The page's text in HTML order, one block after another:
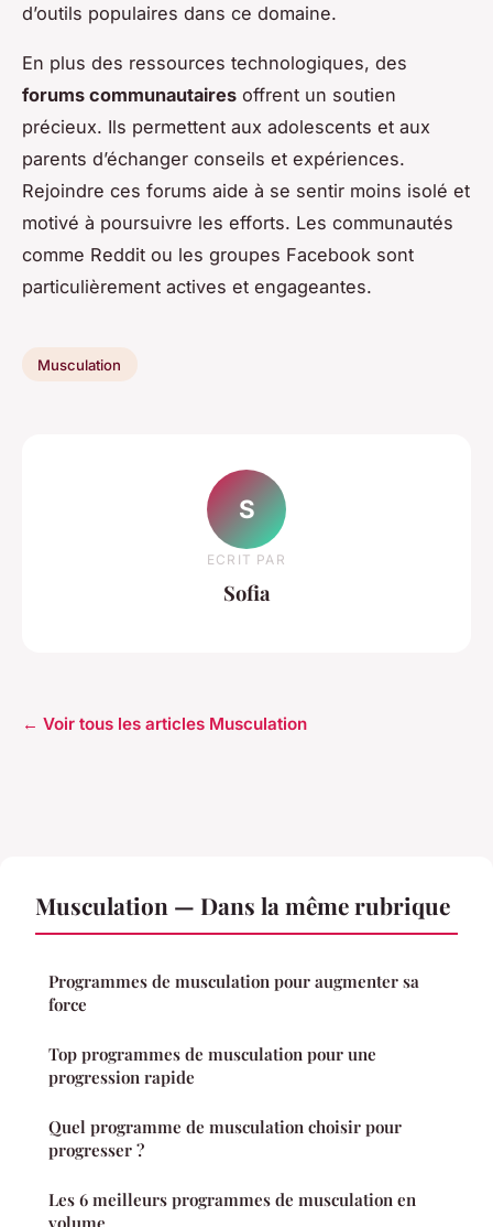
d’outils populaires dans ce domaine.
En plus des ressources technologiques, des
forums communautaires offrent un soutien
précieux. Ils permettent aux adolescents et aux
parents d’échanger conseils et expériences.
Rejoindre ces forums aide à se sentir moins isolé et
motivé à poursuivre les efforts. Les communautés
comme Reddit ou les groupes Facebook sont
particulièrement actives et engageantes.
Musculation
S
ECRIT PAR
Sofia
← Voir tous les articles Musculation
Musculation — Dans la même rubrique
Programmes de musculation pour augmenter sa
force
Top programmes de musculation pour une
progression rapide
Quel programme de musculation choisir pour
progresser ?
Les 6 meilleurs programmes de musculation en
volume